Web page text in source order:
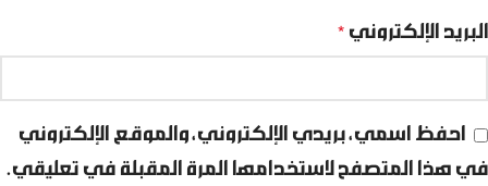
البريد الإلكتروني *
احفظ اسمي، بريدي الإلكتروني، والموقع الإلكتروني
في هذا المتصفح لاستخدامها المرة المقبلة في تعليقي.